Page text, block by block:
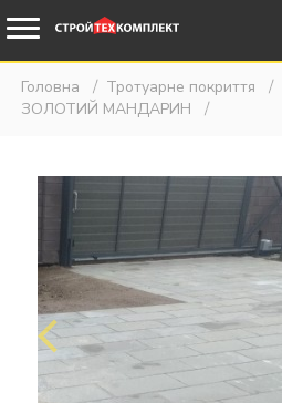
Головна Тротуарне покриття
ЗОЛОТИЙ МАНДАРИН